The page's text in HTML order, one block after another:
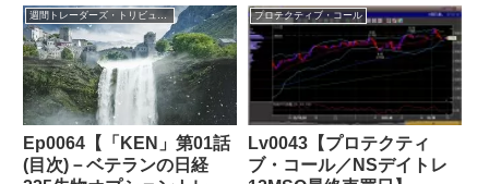
週間トレーダーズ・トリビューン
Ep0064【「KEN」第01話
(目次)－ベテランの日経
プロテクティブ・コール
Lv0043【プロテクティ
ブ・コール／NSデイトレ